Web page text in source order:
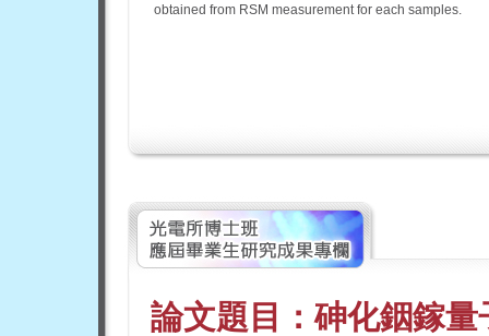
obtained from RSM measurement for each samples.
論文題目：砷化銦鎵